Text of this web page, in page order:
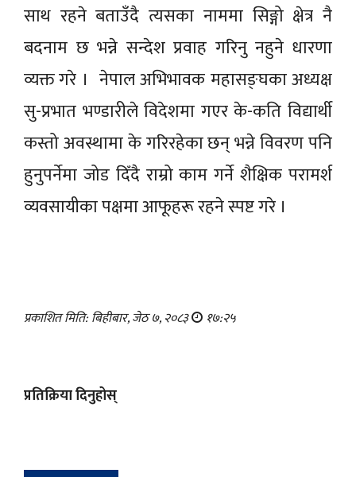
साथ रहने बताउँदै त्यसका नाममा सिङ्गो क्षेत्र नै
बदनाम छ भन्ने सन्देश प्रवाह गरिनु नहुने धारणा
व्यक्त गरे । नेपाल अभिभावक महासङ्घका अध्यक्ष
सु-प्रभात भण्डारीले विदेशमा गएर के-कति विद्यार्थी
कस्तो अवस्थामा के गरिरहेका छन् भन्ने विवरण पनि
हुनुपर्नेमा जोड दिँदै राम्रो काम गर्ने शैक्षिक परामर्श
व्यवसायीका पक्षमा आफूहरू रहने स्पष्ट गरे ।
प्रकाशित मिति: बिहीबार, जेठ ७, २०८३ १७:२५
प्रतिक्रिया दिनुहोस्